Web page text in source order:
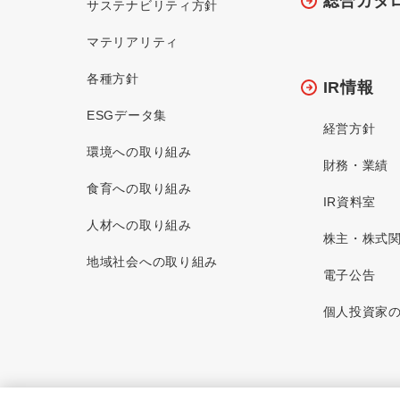
サステナビリティ方針
マテリアリティ
各種方針
ESGデータ集
環境への取り組み
食育への取り組み
人材への取り組み
地域社会への取り組み
IR情報
経営方針
財務・業績
IR資料室
株主・株式
電子公告
個人投資家